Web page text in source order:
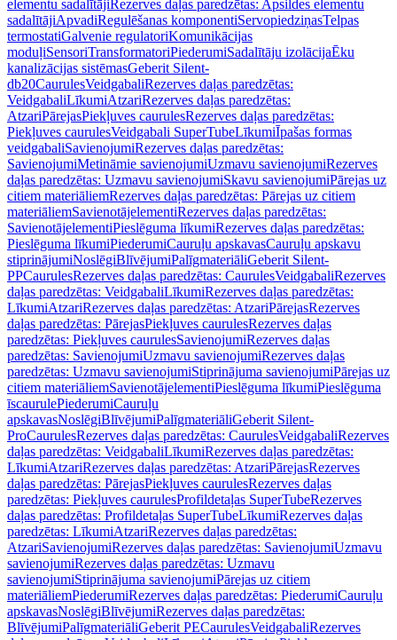
elementu sadalītājiRezerves daļas paredzētas: Apsildes elementu
sadalītājiApvadiRegulēšanas komponentiServopiedziņasTelpas
termostatiGalvenie regulatoriKomunikācijas
moduļiSensoriTransformatoriPiederumiSadalītāju izolācijaĒku
kanalizācijas sistēmasGeberit Silent-
db20CaurulesVeidgabaliRezerves daļas paredzētas:
VeidgabaliLīkumiAtzariRezerves daļas paredzētas:
AtzariPārejasPiekļuves caurulesRezerves daļas paredzētas:
Piekļuves caurulesVeidgabali SuperTubeLīkumiĪpašas formas
veidgabaliSavienojumiRezerves daļas paredzētas:
SavienojumiMetināmie savienojumiUzmavu savienojumiRezerves
daļas paredzētas: Uzmavu savienojumiSkavu savienojumiPārejas uz
citiem materiāliemRezerves daļas paredzētas: Pārejas uz citiem
materiāliemSavienotājelementiRezerves daļas paredzētas:
SavienotājelementiPieslēguma līkumiRezerves daļas paredzētas:
Pieslēguma līkumiPiederumiCauruļu apskavasCauruļu apskavu
stiprinājumiNoslēgiBlīvējumiPalīgmateriāliGeberit Silent-
PPCaurulesRezerves daļas paredzētas: CaurulesVeidgabaliRezerves
daļas paredzētas: VeidgabaliLīkumiRezerves daļas paredzētas:
LīkumiAtzariRezerves daļas paredzētas: AtzariPārejasRezerves
daļas paredzētas: PārejasPiekļuves caurulesRezerves daļas
paredzētas: Piekļuves caurulesSavienojumiRezerves daļas
paredzētas: SavienojumiUzmavu savienojumiRezerves daļas
paredzētas: Uzmavu savienojumiStiprinājuma savienojumiPārejas uz
citiem materiāliemSavienotājelementiPieslēguma līkumiPieslēguma
īscaurulePiederumiCauruļu
apskavasNoslēgiBlīvējumiPalīgmateriāliGeberit Silent-
ProCaurulesRezerves daļas paredzētas: CaurulesVeidgabaliRezerves
daļas paredzētas: VeidgabaliLīkumiRezerves daļas paredzētas:
LīkumiAtzariRezerves daļas paredzētas: AtzariPārejasRezerves
daļas paredzētas: PārejasPiekļuves caurulesRezerves daļas
paredzētas: Piekļuves caurulesProfildetaļas SuperTubeRezerves
daļas paredzētas: Profildetaļas SuperTubeLīkumiRezerves daļas
paredzētas: LīkumiAtzariRezerves daļas paredzētas:
AtzariSavienojumiRezerves daļas paredzētas: SavienojumiUzmavu
savienojumiRezerves daļas paredzētas: Uzmavu
savienojumiStiprinājuma savienojumiPārejas uz citiem
materiāliemPiederumiRezerves daļas paredzētas: PiederumiCauruļu
apskavasNoslēgiBlīvējumiRezerves daļas paredzētas:
BlīvējumiPalīgmateriāliGeberit PECaurulesVeidgabaliRezerves